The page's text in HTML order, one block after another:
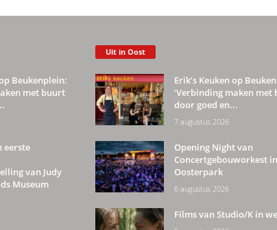
Beukenplein:
met buurt
eerste
van Judy
Museum
Uit in Oost
Erik’s Keuken op
‘Verbinding maken met
door goed en...
7 augustus 2026
Opening Night van
Concertgebouworkest in
Oosterpark
6 augustus 2026
Films van Studio/K in